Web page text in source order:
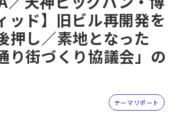
ッド】旧ビル再開発を
押し／素地となった
り街づくり協議会」の
テーマリポート